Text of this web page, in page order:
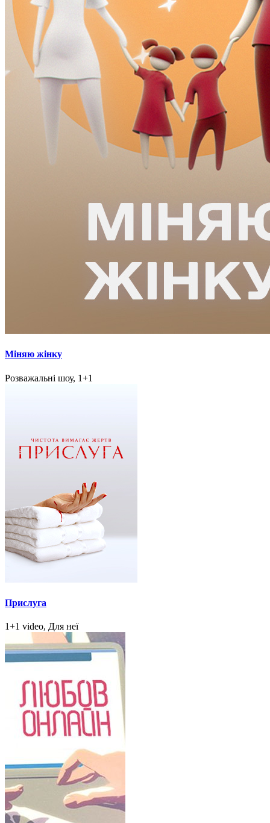
Міняю жінку
Розважальні шоу, 1+1
Прислуга
1+1 video, Для неї